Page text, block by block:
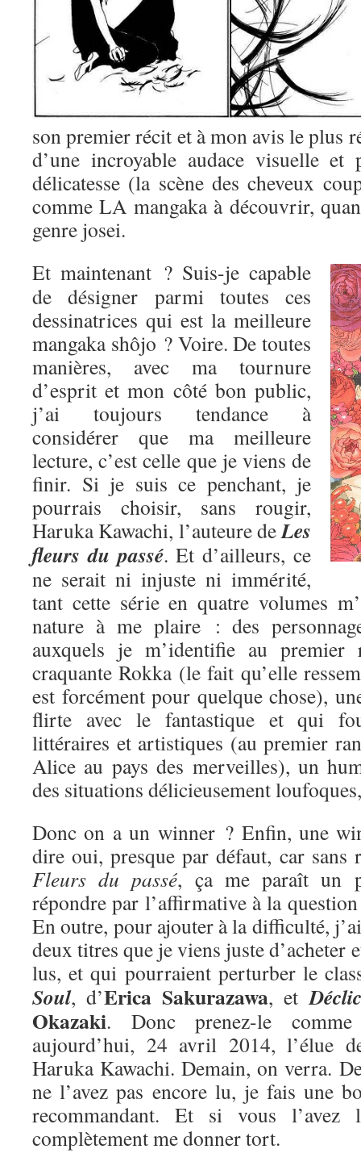
son premier récit et à mon avis le plus
d’une incroyable audace visuelle et
délicatesse (la scène des cheveux
comme LA mangaka à découvrir,
genre josei.
Et maintenant ? Suis-je capable
de désigner parmi toutes ces
dessinatrices qui est la meilleure
mangaka shôjo ? Voire. De toutes
manières, avec ma tournure
d’esprit et mon côté bon public,
j’ai toujours tendance à
considérer que ma meilleure
lecture, c’est celle que je viens de
finir. Si je suis ce penchant, je
pourrais choisir, sans rougir,
Haruka Kawachi, l’auteure deLes
fleurs du passé. Et d’ailleurs, ce
ne serait ni injuste ni immérité,
tant cette série en quatre volumes
nature à me plaire : des
auxquels je m’identifie au premier
craquante Rokka (le fait qu’elle
est forcément pour quelque chose),
flirte avec le fantastique et qui
littéraires et artistiques (au premier
Alice au pays des merveilles), un
des situations délicieusement
Donc on a un winner ? Enfin, une
dire oui, presque par défaut, car sans
Fleurs du passé, ça me paraît un
répondre par l’affirmative à la
En outre, pour ajouter à la difficulté,
deux titres que je viens juste d’acheter
lus, et qui pourraient perturber le
Soul, d’Erica Sakurazawa, et
Okazaki. Donc prenez-le
aujourd’hui, 24 avril 2014, l’élue
Haruka Kawachi. Demain, on verra.
ne l’avez pas encore lu, je fais une
recommandant. Et si vous l’avez
complètement me donner tort.